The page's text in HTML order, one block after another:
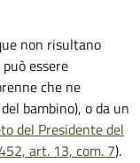
non risultano
essere
che ne
bambino), o da un
del Presidente del
art. 13, com. 7).